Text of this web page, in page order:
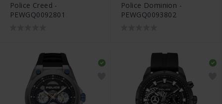
Police Creed -
PEWGQ0092801
Police Dominion -
PEWGQ0093802